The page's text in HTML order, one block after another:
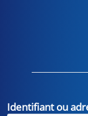
Identifiant ou